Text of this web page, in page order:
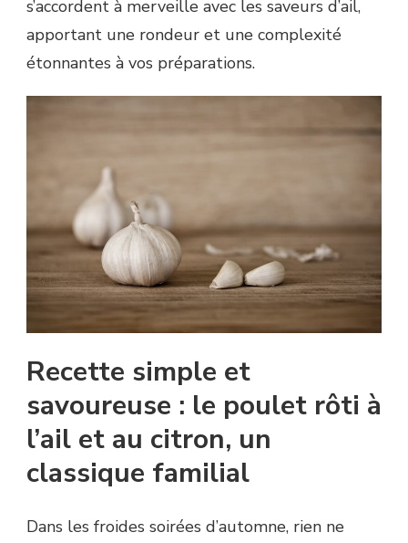
s’accordent à merveille avec les saveurs d’ail,
apportant une rondeur et une complexité
étonnantes à vos préparations.
Recette simple et
savoureuse : le poulet rôti à
l’ail et au citron, un
classique familial
Dans les froides soirées d’automne, rien ne